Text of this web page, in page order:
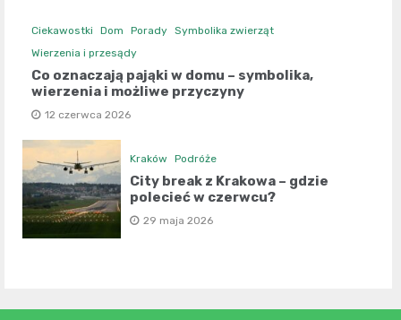
Ciekawostki Dom Porady Symbolika zwierząt
Wierzenia i przesądy
Co oznaczają pająki w domu – symbolika,
wierzenia i możliwe przyczyny
12 czerwca 2026
Kraków Podróże
City break z Krakowa – gdzie
polecieć w czerwcu?
29 maja 2026